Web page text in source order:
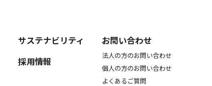
サステナビリティ
採用情報
お問い合わせ
法人の方のお問い合わせ
個人の方のお問い合わせ
よくあるご質問